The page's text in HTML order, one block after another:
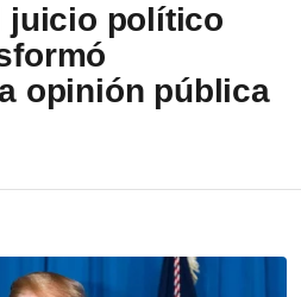
juicio político
opinión pública